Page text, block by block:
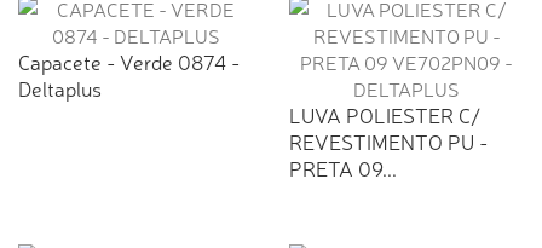
Capacete - Verde 0874 -
Deltaplus
LUVA POLIESTER C/
REVESTIMENTO PU -
PRETA 09...